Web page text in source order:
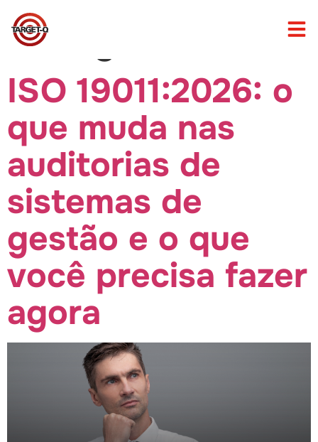
categoria
ISO 19011:2026: o
que muda nas
auditorias de
sistemas de
gestão e o que
você precisa fazer
agora